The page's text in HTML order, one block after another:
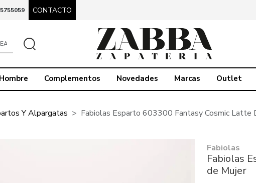
CONTACTO
Hombre Complementos Novedades Marcas Outlet
Y Alpargatas Fabiolas Esparto 603300 Fantasy Cosmic Latte
Fabiolas
Fabiolas
de Mujer